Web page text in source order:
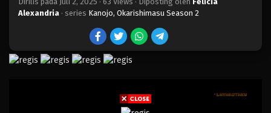
Alexandria · series Kanojo, Okarishimasu Season 2